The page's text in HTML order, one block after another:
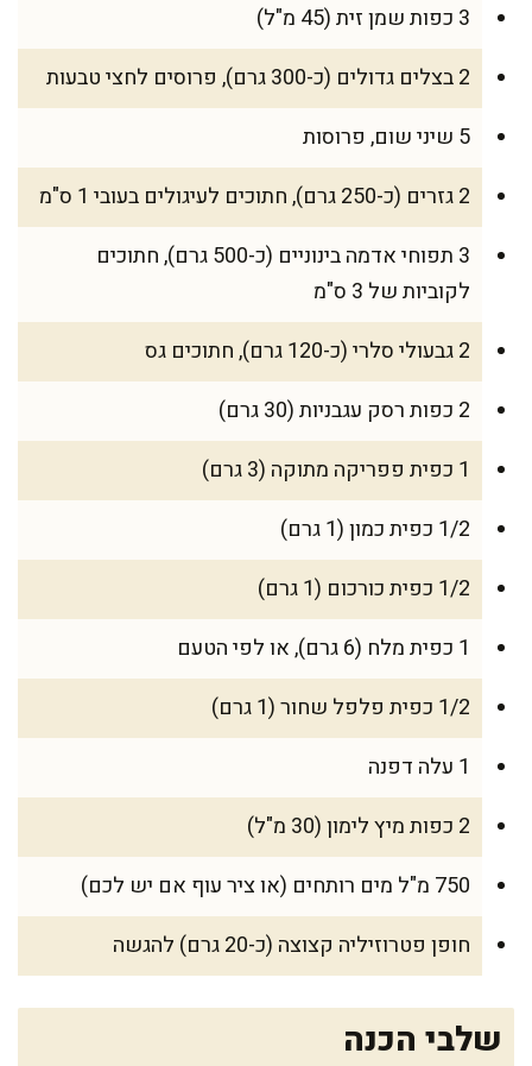
3 כפות שמן זית (45 מ"ל)
2 בצלים גדולים (כ-300 גרם), פרוסים לחצי טבעות
5 שיני שום, פרוסות
2 גזרים (כ-250 גרם), חתוכים לעיגולים בעובי 1 ס"מ
3 תפוחי אדמה בינוניים (כ-500 גרם), חתוכים
לקוביות של 3 ס"מ
2 גבעולי סלרי (כ-120 גרם), חתוכים גס
2 כפות רסק עגבניות (30 גרם)
1 כפית פפריקה מתוקה (3 גרם)
1/2 כפית כמון (1 גרם)
1/2 כפית כורכום (1 גרם)
1 כפית מלח (6 גרם), או לפי הטעם
1/2 כפית פלפל שחור (1 גרם)
1 עלה דפנה
2 כפות מיץ לימון (30 מ"ל)
750 מ"ל מים רותחים (או ציר עוף אם יש לכם)
חופן פטרוזיליה קצוצה (כ-20 גרם) להגשה
שלבי הכנה